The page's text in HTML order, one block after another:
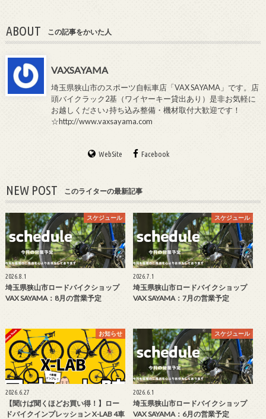
ABOUT この記事をかいた人
VAXSAYAMA
埼玉県狭山市のスポーツ自転車店「VAX SAYAMA」です。店
頭バイクラック2基（ワイヤーキー貸出あり）是非お気軽に
お越しください♪持ち込み整備・機材取付大歓迎です！
☆http://www.vaxsayama.com
WebSite Facebook
NEW POST このライターの最新記事
スケジュール
2026.8.1
埼玉県狭山市ロードバイクショップ
VAX SAYAMA：8月の営業予定
スケジュール
2026.7.1
埼玉県狭山市ロードバイクショップ
VAX SAYAMA：7月の営業予定
お知らせ
2026.6.27
【聞けば聞くほどお買い得！】ロー
ドバイクインプレッション X-LAB 4車
スケジュール
2026.6.1
埼玉県狭山市ロードバイクショップ
VAX SAYAMA：6月の営業予定